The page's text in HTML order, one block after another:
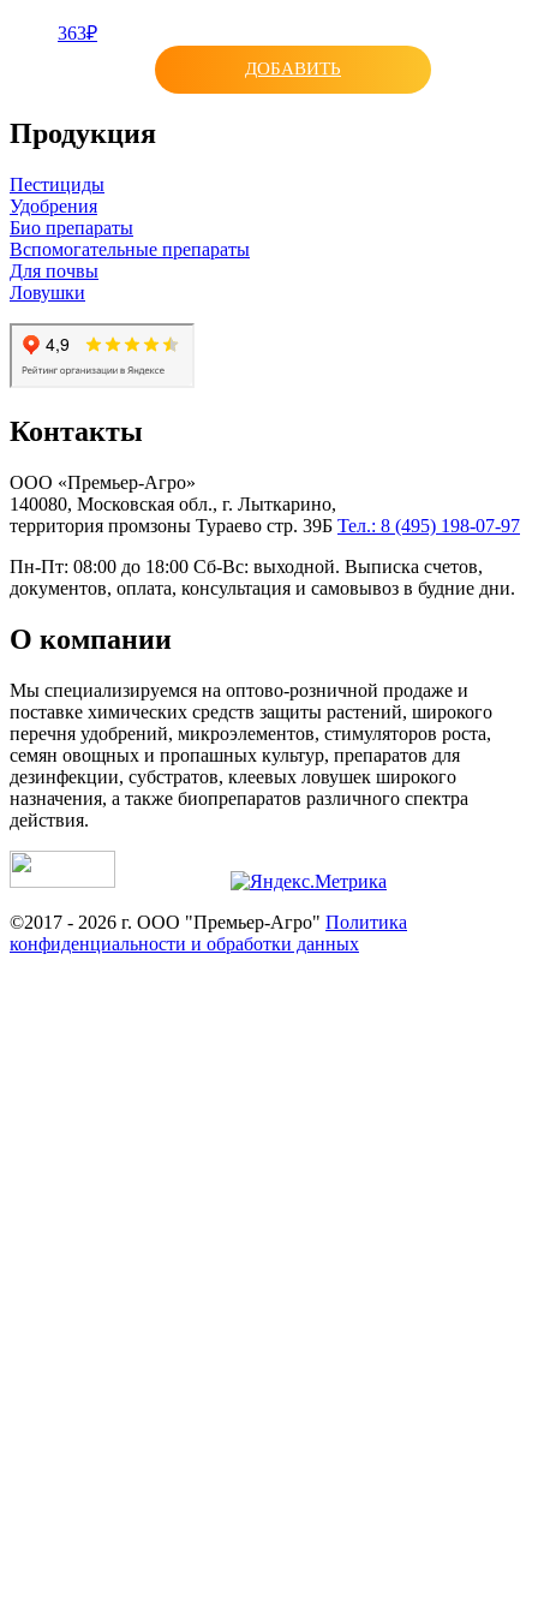
363₽
ДОБАВИТЬ
Продукция
Пестициды
Удобрения
Био препараты
Вспомогательные препараты
Для почвы
Ловушки
Контакты
ООО «Премьер-Агро»
140080, Московская обл., г. Лыткарино,
территория промзоны Тураево стр. 39Б Тел.: 8 (495) 198-07-97
Пн-Пт: 08:00 до 18:00 Сб-Вс: выходной. Выписка счетов,
документов, оплата, консультация и самовывоз в будние дни.
О компании
Мы специализируемся на оптово-розничной продаже и
поставке химических средств защиты растений, широкого
перечня удобрений, микроэлементов, стимуляторов роста,
семян овощных и пропашных культур, препаратов для
дезинфекции, субстратов, клеевых ловушек широкого
назначения, а также биопрепаратов различного спектра
действия.
©2017 - 2026 г. ООО "Премьер-Агро" Политика
конфиденциальности и обработки данных